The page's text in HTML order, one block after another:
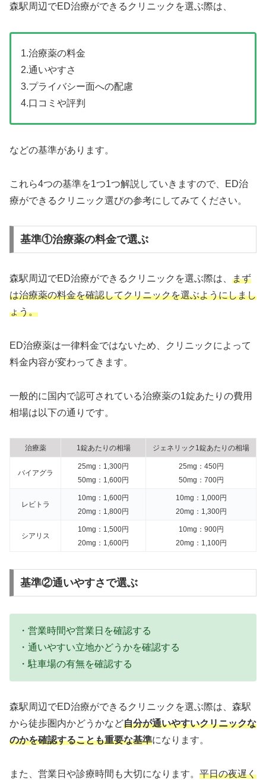
森駅周辺でED治療ができるクリニックを選ぶ際は、
1.治療薬の料金
2.通いやすさ
3.プライバシー面への配慮
4.口コミや評判
などの基準があります。
これら4つの基準を1つ1つ解説していきますので、ED治
療ができるクリニック選びの参考にしてみてください。
基準①治療薬の料金で選ぶ
森駅周辺でED治療ができるクリニックを選ぶ際は、 まず
は治療薬の料金を確認してクリニックを選ぶようにしまし
ょう。
ED治療薬は一律料金ではないため、クリニックによって
料金内容が変わってきます。
一般的に国内で認可されている治療薬の1錠あたりの費用
相場は以下の通りです。
治療薬 1錠あたりの相場 ジェネリック1錠あたりの相場
バイアグラ
25mg：1,300円
50mg：1,600円
25mg：450円
50mg：700円
レビトラ
10mg：1,600円
20mg：1,800円
10mg：1,000円
20mg：1,300円
シアリス
10mg：1,500円
20mg：1,600円
10mg：900円
20mg：1,100円
基準②通いやすさで選ぶ
・営業時間や営業日を確認する
・通いやすい立地かどうかを確認する
・駐車場の有無を確認する
森駅周辺でED治療ができるクリニックを選ぶ際は、森駅
から徒歩圏内かどうかなど自分が通いやすいクリニックな
のかを確認することも重要な基準になります。
また、営業日や診療時間も大切になります。 平日の夜遅く